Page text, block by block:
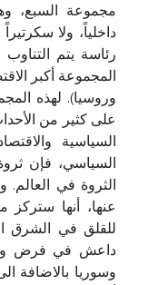
مجموعة السبع،
رئاسة يتم
المجموعة أكبر
وروسيا). لهذه
على كثير من
السياسية
الثروة في العالم.
عنها، أنها
للقلق في الشرق
داعش في فرض
وسوريا بالاضافة